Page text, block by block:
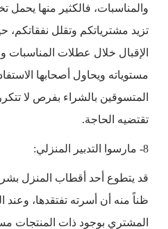
والمناسبات، فالكثير منها
تزيد مشترياتكم وتقلل نفقاتكم،
الإقبال خلال عطلات المناسبات
مستوياته ويحاول أصحابها
المتسوقين بالشراء بفرص لا
تقتضيه الحاجة.
8- مارسوا التدبير المنزلي:
قد يتطوع أحد أقطاب المنزل
ظناً منه أن أسرته تفتقدها، وعند
المشتري بوجود ذات المنتجات